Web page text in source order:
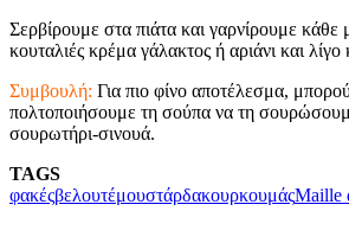
Σερβίρουμε στα πιάτα και γαρνίρουμε κάθε
κουταλιές κρέμα γάλακτος ή αριάνι και
Συμβουλή: Για πιο φίνο αποτέλεσμα,
πολτοποιήσουμε τη σούπα να τη
σουρωτήρι-σινουά.
TAGS
φακέςβελουτέμουστάρδακουρκουμάςΜaille